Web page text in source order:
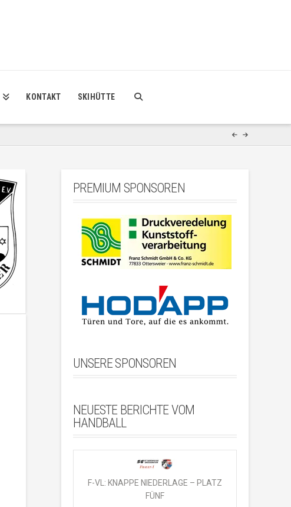
KONTAKT SKIHÜTTE
PREMIUM SPONSOREN
UNSERE SPONSOREN
NEUESTE BERICHTE VOM
HANDBALL
F-VL: KNAPPE NIEDERLAGE – PLATZ
FÜNF